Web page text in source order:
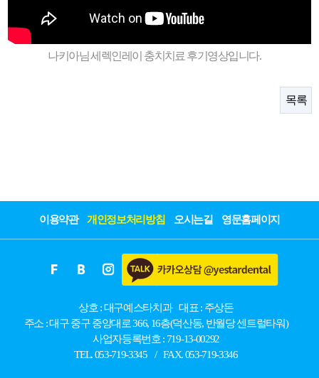
나키아님 세렉인레이 충치치료 후기영상입니다.
목록
이용약관 개인정보처리방침 오시는길 영문홈페이지
상호 : 대구예스타치과
대표 : 주상돈
주소 : 대구 중구 중앙대로 366, 16층(덕산동, 반월당 센트럴타워)
사업자등록번호 : 719-13-00292
TEL. 053-719-3345
/ FAX. 053-719-3346